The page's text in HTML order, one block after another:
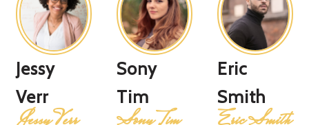
Jessy
Verr
Sony
Tim
Eric
Smith